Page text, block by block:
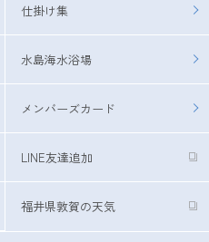
仕掛け集
水島海水浴場
メンバーズカード
LINE友達追加
福井県敦賀の天気